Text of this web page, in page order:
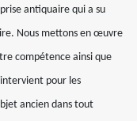
antiquaire qui a su
Nous mettons en œuvre
compétence ainsi que
pour les
ancien dans tout